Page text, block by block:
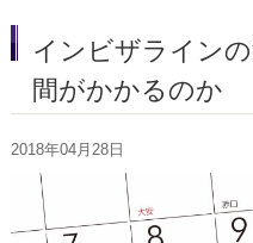
お問
インビザライン
間がかかるのか
2018年04月28日